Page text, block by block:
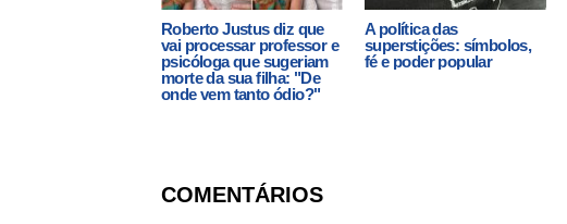
Roberto Justus diz que
vai processar professor e
psicóloga que sugeriam
morte da sua filha: "De
onde vem tanto ódio?"
A política das
superstições: símbolos,
fé e poder popular
COMENTÁRIOS